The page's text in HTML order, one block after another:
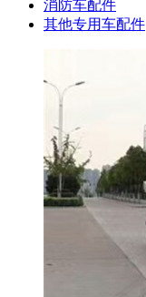
消防车配件
其他专用车配件